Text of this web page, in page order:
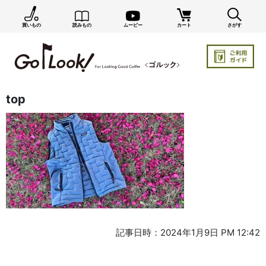
買いもの 読みもの ムービー カート さがす
top
記事日時：2024年1月9日 PM 12:42